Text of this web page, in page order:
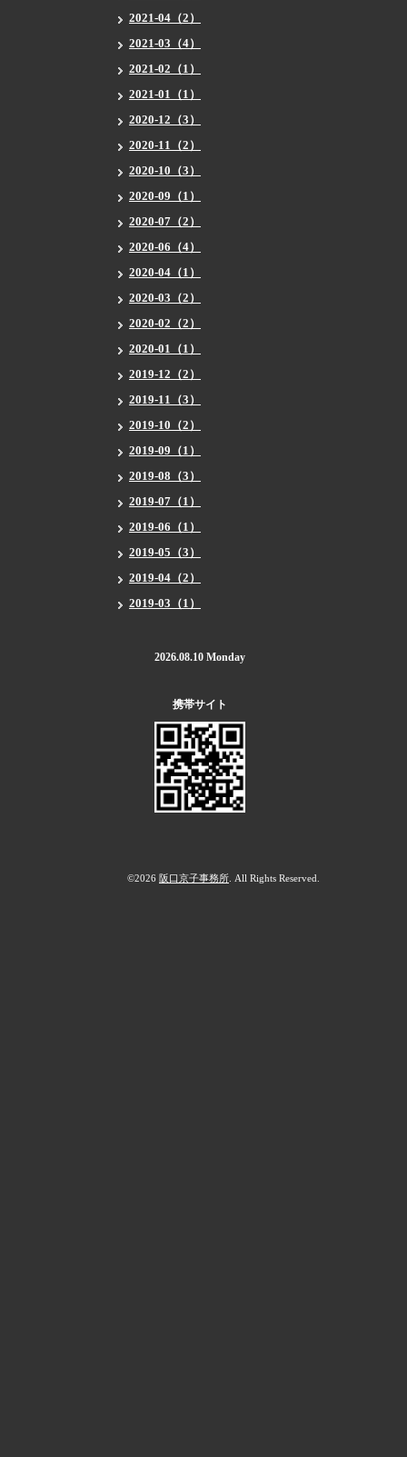
2021-04（2）
2021-03（4）
2021-02（1）
2021-01（1）
2020-12（3）
2020-11（2）
2020-10（3）
2020-09（1）
2020-07（2）
2020-06（4）
2020-04（1）
2020-03（2）
2020-02（2）
2020-01（1）
2019-12（2）
2019-11（3）
2019-10（2）
2019-09（1）
2019-08（3）
2019-07（1）
2019-06（1）
2019-05（3）
2019-04（2）
2019-03（1）
2026.08.10 Monday
携帯サイト
©2026 阪口京子事務所 . All Rights Reserved.